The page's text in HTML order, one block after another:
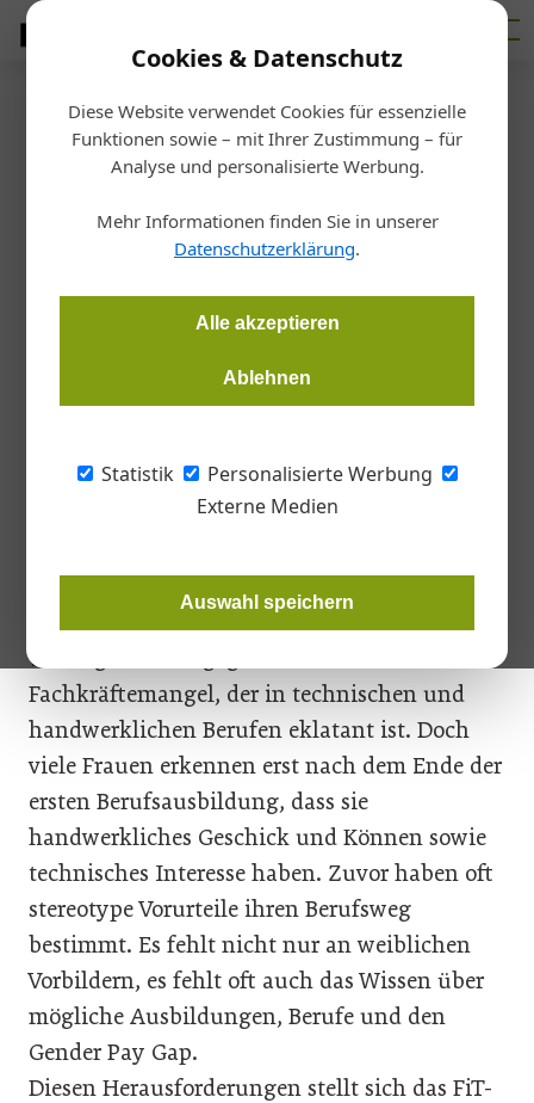
Cookies & Datenschutz
Diese Website verwendet Cookies für essenzielle
Funktionen sowie – mit Ihrer Zustimmung – für
Analyse und personalisierte Werbung.
Mehr Informationen finden Sie in unserer
Datenschutzerklärung.
Alle akzeptieren
Ablehnen
Statistik
Personalisierte Werbung
Externe Medien
Auswahl speichern
Startseite /Markt
ABZ Austria
Zu Besuch im FiT-Zentrum
Weinviertel
In der Werkstatt des FiT-Zentrums Weinviertel können Frauen
Können ausprobieren. Motivatorin und Beraterin Doris
Schmidauer, AMS-Vorständin Petra Draxl und die
wichtiges Mittel gegen den
Fachkräftemangel, der in technischen und
handwerklichen Berufen eklatant ist. Doch
viele Frauen erkennen erst nach dem Ende der
ersten Berufsausbildung, dass sie
handwerkliches Geschick und Können sowie
technisches Interesse haben. Zuvor haben oft
stereotype Vorurteile ihren Berufsweg
bestimmt. Es fehlt nicht nur an weiblichen
Vorbildern, es fehlt oft auch das Wissen über
mögliche Ausbildungen, Berufe und den
Gender Pay Gap.
Diesen Herausforderungen stellt sich das FiT-